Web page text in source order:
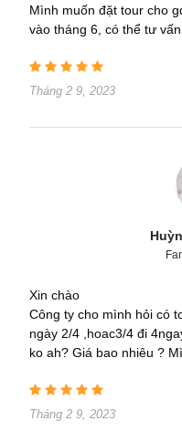
Mình muốn đặt tour cho
vào tháng 6, có thể tư
Tháng 2 9, 2023
Xin chào
Công ty cho mình hỏi có
ngày 2/4 ,hoac3/4 đi
ko ah? Giá bao nhiêu ?
Tháng 2 9, 2023